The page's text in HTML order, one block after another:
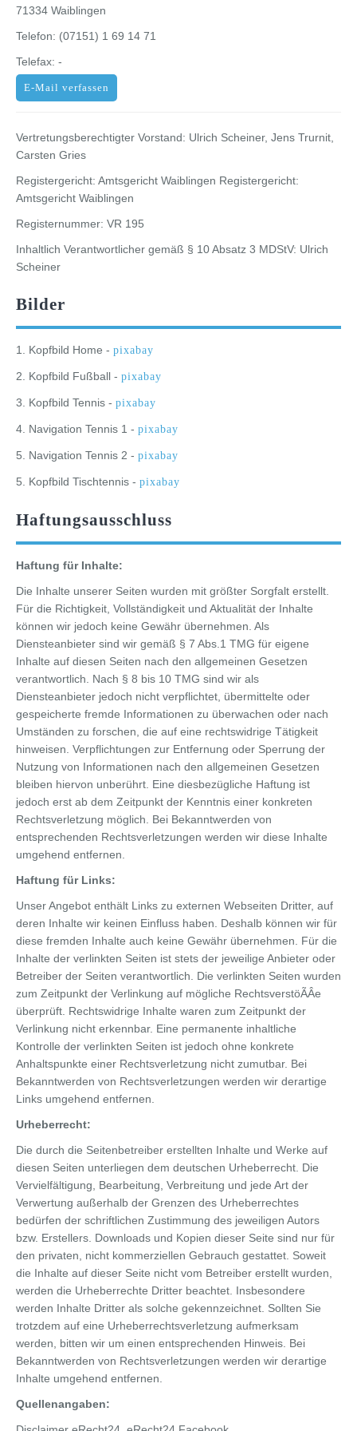
71334 Waiblingen
Telefon: (07151) 1 69 14 71
Telefax: -
E-Mail verfassen
Vertretungsberechtigter Vorstand: Ulrich Scheiner, Jens Trurnit,
Carsten Gries
Registergericht: Amtsgericht Waiblingen Registergericht:
Amtsgericht Waiblingen
Registernummer: VR 195
Inhaltlich Verantwortlicher gemäß § 10 Absatz 3 MDStV: Ulrich
Scheiner
Bilder
1. Kopfbild Home - pixabay
2. Kopfbild Fußball - pixabay
3. Kopfbild Tennis - pixabay
4. Navigation Tennis 1 - pixabay
5. Navigation Tennis 2 - pixabay
5. Kopfbild Tischtennis - pixabay
Haftungsausschluss
Haftung für Inhalte:
Die Inhalte unserer Seiten wurden mit größter Sorgfalt erstellt.
Für die Richtigkeit, Vollständigkeit und Aktualität der Inhalte
können wir jedoch keine Gewähr übernehmen. Als
Diensteanbieter sind wir gemäß § 7 Abs.1 TMG für eigene
Inhalte auf diesen Seiten nach den allgemeinen Gesetzen
verantwortlich. Nach § 8 bis 10 TMG sind wir als
Diensteanbieter jedoch nicht verpflichtet, übermittelte oder
gespeicherte fremde Informationen zu überwachen oder nach
Umständen zu forschen, die auf eine rechtswidrige Tätigkeit
hinweisen. Verpflichtungen zur Entfernung oder Sperrung der
Nutzung von Informationen nach den allgemeinen Gesetzen
bleiben hiervon unberührt. Eine diesbezügliche Haftung ist
jedoch erst ab dem Zeitpunkt der Kenntnis einer konkreten
Rechtsverletzung möglich. Bei Bekanntwerden von
entsprechenden Rechtsverletzungen werden wir diese Inhalte
umgehend entfernen.
Haftung für Links:
Unser Angebot enthält Links zu externen Webseiten Dritter, auf
deren Inhalte wir keinen Einfluss haben. Deshalb können wir für
diese fremden Inhalte auch keine Gewähr übernehmen. Für die
Inhalte der verlinkten Seiten ist stets der jeweilige Anbieter oder
Betreiber der Seiten verantwortlich. Die verlinkten Seiten wurden
zum Zeitpunkt der Verlinkung auf mögliche RechtsverstöÃÂe
überprüft. Rechtswidrige Inhalte waren zum Zeitpunkt der
Verlinkung nicht erkennbar. Eine permanente inhaltliche
Kontrolle der verlinkten Seiten ist jedoch ohne konkrete
Anhaltspunkte einer Rechtsverletzung nicht zumutbar. Bei
Bekanntwerden von Rechtsverletzungen werden wir derartige
Links umgehend entfernen.
Urheberrecht:
Die durch die Seitenbetreiber erstellten Inhalte und Werke auf
diesen Seiten unterliegen dem deutschen Urheberrecht. Die
Vervielfältigung, Bearbeitung, Verbreitung und jede Art der
Verwertung außerhalb der Grenzen des Urheberrechtes
bedürfen der schriftlichen Zustimmung des jeweiligen Autors
bzw. Erstellers. Downloads und Kopien dieser Seite sind nur für
den privaten, nicht kommerziellen Gebrauch gestattet. Soweit
die Inhalte auf dieser Seite nicht vom Betreiber erstellt wurden,
werden die Urheberrechte Dritter beachtet. Insbesondere
werden Inhalte Dritter als solche gekennzeichnet. Sollten Sie
trotzdem auf eine Urheberrechtsverletzung aufmerksam
werden, bitten wir um einen entsprechenden Hinweis. Bei
Bekanntwerden von Rechtsverletzungen werden wir derartige
Inhalte umgehend entfernen.
Quellenangaben: